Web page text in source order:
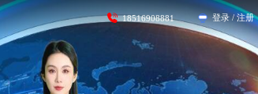
18516908881 登录 / 注册